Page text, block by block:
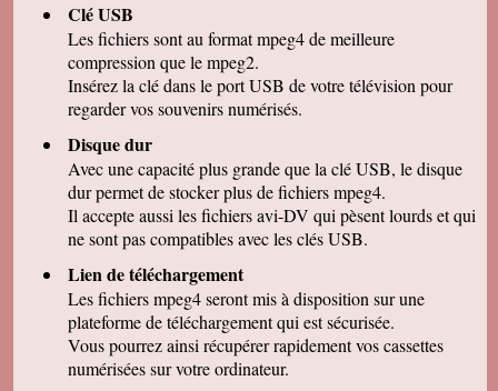
Margot P
Studio très compétent, efficace, sympathique et
arrangeant à prix bon marché, je recommande
vivement !
Christian R
NOUS VENONS DE VISIONNER NOS FILMS
ET TENONS A VOUS REMERCIER POUR
VOTRE :
-ACCUEIL
-QUALITE DE TRAVAIL
-PROFESSIONNALISME
François M
C'est avec grand plaisir que j'ai revécu mon
passage professionnel à Séville, grace à votre
duplication VHS/USB recue ce matin.
Permettez moi de vous féliciter pour la qualité
de votre travail. Je ne manquerai pas de parler
de vous. Bonne soirée.
Clé USB
Les fichiers sont au format mpeg4 de meilleure
compression que le mpeg2.
Insérez la clé dans le port USB de votre télévision pour
regarder vos souvenirs numérisés.
Disque dur
Avec une capacité plus grande que la clé USB, le disque
dur permet de stocker plus de fichiers mpeg4.
Il accepte aussi les fichiers avi-DV qui pèsent lourds et qui
ne sont pas compatibles avec les clés USB.
Lien de téléchargement
Les fichiers mpeg4 seront mis à disposition sur une
plateforme de téléchargement qui est sécurisée.
Vous pourrez ainsi récupérer rapidement vos cassettes
numérisées sur votre ordinateur.